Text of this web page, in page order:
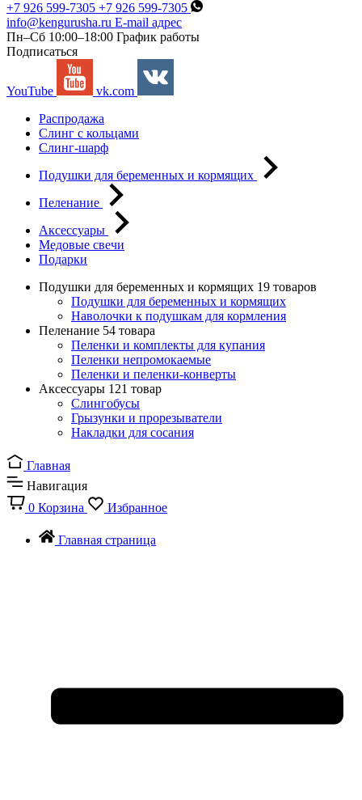
+7 926 599-7305 +7 926 599-7305
info@kengurusha.ru E-mail адрес
Пн–Сб 10:00–18:00 График работы
Подписаться
YouTube
vk.com
Распродажа
Слинг с кольцами
Слинг-шарф
Подушки для беременных и кормящих
Пеленание
Аксессуары
Медовые свечи
Подарки
Подушки для беременных и кормящих 19 товаров
Подушки для беременных и кормящих
Наволочки к подушкам для кормления
Пеленание 54 товара
Пеленки и комплекты для купания
Пеленки непромокаемые
Пеленки и пеленки-конверты
Аксессуары 121 товар
Слингобусы
Грызунки и прорезыватели
Накладки для сосания
Главная
Навигация
0 Корзина Избранное
Главная страница